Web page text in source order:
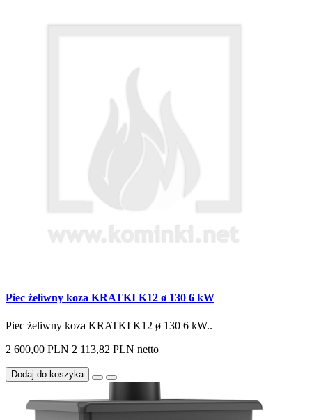
Piec żeliwny koza KRATKI K12 ø 130 6 kW
Piec żeliwny koza KRATKI K12 ø 130 6 kW..
2 600,00 PLN 2 113,82 PLN netto
Dodaj do koszyka